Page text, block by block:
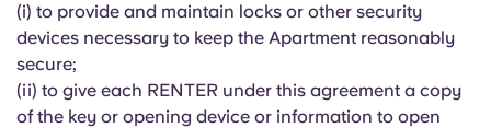
(i) to provide and maintain locks or other security
devices necessary to keep the Apartment reasonably
secure;
(ii) to give each RENTER under this agreement a copy
of the key or opening device or information to open